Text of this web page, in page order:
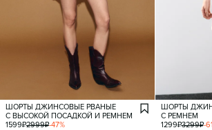
ШОРТЫ ДЖИНСОВЫЕ РВАНЫЕ
С ВЫСОКОЙ ПОСАДКОЙ И РЕМНЕМ
1599₽2999₽-47%
ШОРТЫ
С РЕМНЕМ
1299₽3299₽-61